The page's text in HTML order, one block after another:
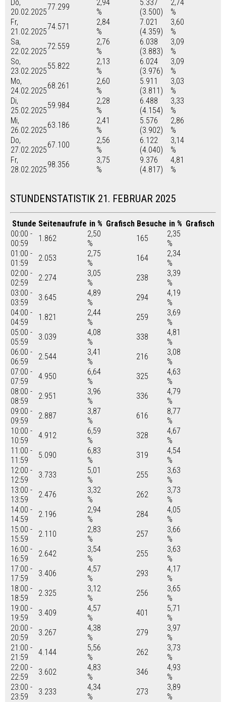
Do,
20.02.2025
77.299
2,94
%
5.337
(3.500)
2,74
%
Fr,
21.02.2025
74.571
2,84
%
7.021
(4.359)
3,60
%
Sa,
22.02.2025
72.559
2,76
%
6.038
(3.883)
3,09
%
So,
23.02.2025
55.822
2,13
%
6.024
(3.976)
3,09
%
Mo,
24.02.2025
68.261
2,60
%
5.911
(3.811)
3,03
%
Di,
25.02.2025
59.984
2,28
%
6.488
(4.154)
3,33
%
Mi,
26.02.2025
63.186
2,41
%
5.576
(3.902)
2,86
%
Do,
27.02.2025
67.100
2,56
%
6.122
(4.040)
3,14
%
Fr,
28.02.2025
98.356
3,75
%
9.376
(4.817)
4,81
%
STUNDENSTATISTIK 21. FEBRUAR 2025
Stunde Seitenaufrufe in % Grafisch Besuche in % Grafisch
00:00 -
00:59
1.862
2,50
%
165
2,35
%
01:00 -
01:59
2.053
2,75
%
164
2,34
%
02:00 -
02:59
2.274
3,05
%
238
3,39
%
03:00 -
03:59
3.645
4,89
%
294
4,19
%
04:00 -
04:59
1.821
2,44
%
259
3,69
%
05:00 -
05:59
3.039
4,08
%
338
4,81
%
06:00 -
06:59
2.544
3,41
%
216
3,08
%
07:00 -
07:59
4.950
6,64
%
325
4,63
%
08:00 -
08:59
2.951
3,96
%
336
4,79
%
09:00 -
09:59
2.887
3,87
%
616
8,77
%
10:00 -
10:59
4.912
6,59
%
328
4,67
%
11:00 -
11:59
5.090
6,83
%
319
4,54
%
12:00 -
12:59
3.733
5,01
%
255
3,63
%
13:00 -
13:59
2.476
3,32
%
262
3,73
%
14:00 -
14:59
2.196
2,94
%
284
4,05
%
15:00 -
15:59
2.110
2,83
%
257
3,66
%
16:00 -
16:59
2.642
3,54
%
255
3,63
%
17:00 -
17:59
3.406
4,57
%
293
4,17
%
18:00 -
18:59
2.325
3,12
%
256
3,65
%
19:00 -
19:59
3.409
4,57
%
401
5,71
%
20:00 -
20:59
3.267
4,38
%
279
3,97
%
21:00 -
21:59
4.144
5,56
%
262
3,73
%
22:00 -
22:59
3.602
4,83
%
346
4,93
%
23:00 -
23:59
3.233
4,34
%
273
3,89
%